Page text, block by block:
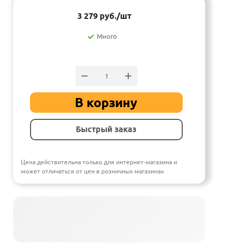
3 279руб./шт
Много
В корзину
Быстрый заказ
Цена действительна только для интернет-магазина и
может отличаться от цен в розничных магазинах